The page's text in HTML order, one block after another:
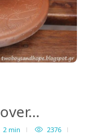
2 min 2376